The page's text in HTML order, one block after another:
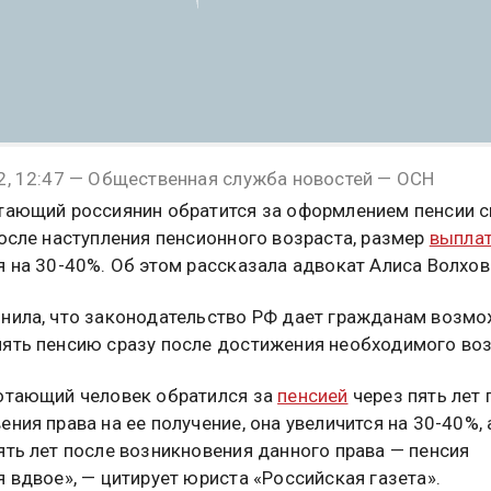
12:47 — Общественная служба новостей — ОСН
россиянин обратится за оформлением пенсии
наступления пенсионного возраста, размер
на 30-40%. Об этом рассказала адвокат Алиса
что законодательство РФ дает гражданам
пенсию сразу после достижения необходимого
человек обратился за пенсией через пять лет
права на ее получение, она увеличится на 30-40%,
лет после возникновения данного права — пенсия
вдвое», — цитирует юриста «Российская газета».